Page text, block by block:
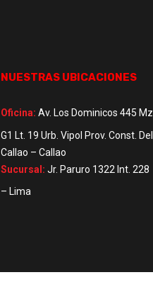
NUESTRAS UBICACIONES
Oficina: Av. Los Dominicos 445 Mz.
G1 Lt. 19 Urb. Vipol Prov. Const. Del
Callao – Callao
Sucursal: Jr. Paruro 1322 Int. 228
– Lima